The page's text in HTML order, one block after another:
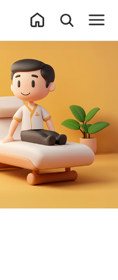
통합검색 레이
전체